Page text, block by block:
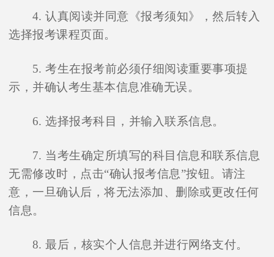
4. 认真阅读并同意《报考须知》，然后转入
选择报考课程页面。
5. 考生在报考前必须仔细阅读重要事项提
示，并确认考生基本信息准确无误。
6. 选择报考科目，并输入联系信息。
7. 当考生确定所填写的科目信息和联系信息
无需修改时，点击“确认报考信息”按钮。请注
意，一旦确认后，将无法添加、删除或更改任何
信息。
8. 最后，核实个人信息并进行网络支付。